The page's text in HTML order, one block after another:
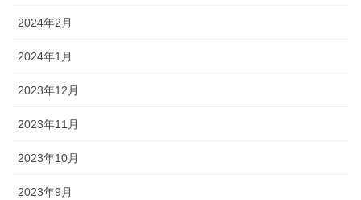
2024年2月
2024年1月
2023年12月
2023年11月
2023年10月
2023年9月